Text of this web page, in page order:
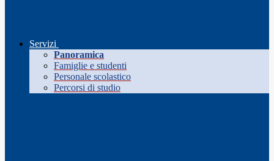
Servizi
Panoramica
Famiglie e studenti
Personale scolastico
Percorsi di studio